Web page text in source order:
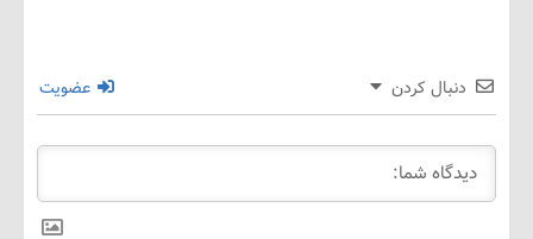
کردن عضویت